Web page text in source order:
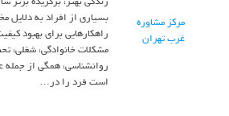
مرکز مشاوره
غرب تهران
بسیاری از افراد به دلایل
راهکارهایی برای بهبود
مشکلات خانوادگی، شغلی،
روانشناسی، همگی از
است فرد را در…